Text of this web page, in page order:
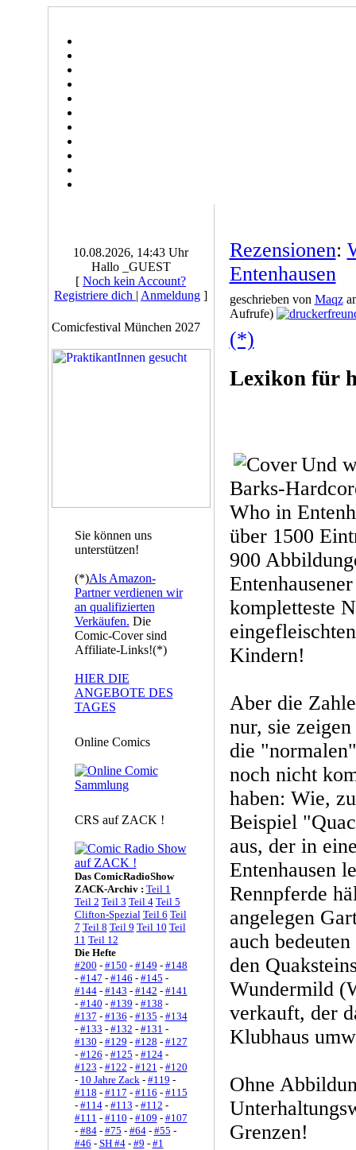
10.08.2026, 14:43 Uhr
Hallo _GUEST
[ Noch kein Account?
Registriere dich | Anmeldung ]
Comicfestival München 2027
Sie können uns
unterstützen!
(*)Als Amazon-
Partner verdienen wir
an qualifizierten
Verkäufen. Die
Comic-Cover sind
Affiliate-Links!(*)
HIER DIE
ANGEBOTE DES
TAGES
Online Comics
CRS auf ZACK !
Das ComicRadioShow
ZACK-Archiv : Teil 1
Teil 2 Teil 3 Teil 4 Teil 5
Clifton-Spezial Teil 6 Teil
7 Teil 8 Teil 9 Teil 10 Teil
11 Teil 12
Die Hefte
#200 - #150 - #149 - #148
- #147 - #146 - #145 -
#144- #143 - #142 - #141
- #140 - #139 - #138 -
#137 - #136 - #135 - #134
- #133 - #132 - #131 -
#130 - #129 - #128 - #127
- #126 - #125 - #124-
#123 - #122 - #121 - #120
- 10 Jahre Zack- #119 -
#118 - #117 - #116 - #115
- #114- #113 - #112 -
#111 - #110 - #109 - #107
- #84- #75 - #64- #55 -
#46 - SH #4- #9 - #1
Rezensionen:
Entenhausen
geschrieben von Maqz
Aufrufe)
(*)
Lexikon für
Und
Barks-
Who in
über 1500
900
kompletteste
Kindern!
Aber die
nur, sie
die
noch nicht
haben: Wie,
Beispiel
aus, der in
Entenhausen
Rennpferde
angelegen
auch
den
Wundermild
verkauft, der
Klubhaus
Ohne
Grenzen!